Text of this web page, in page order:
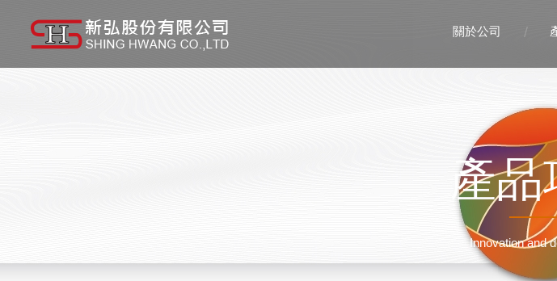
關於公司
產
Innovation and